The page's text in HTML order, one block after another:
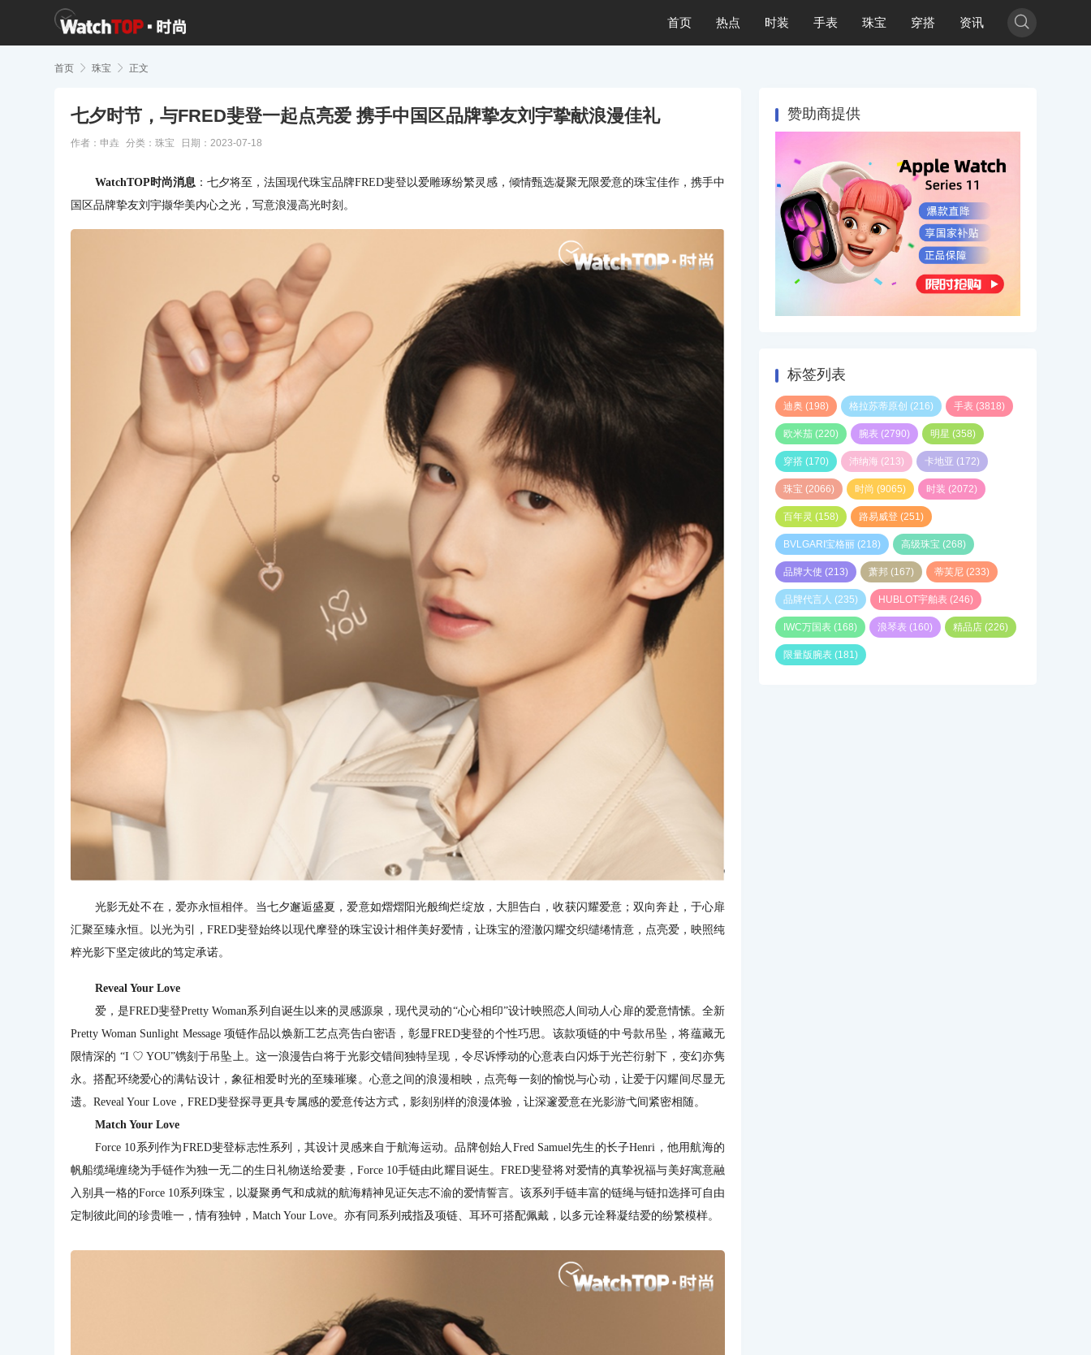
首页 热点 时装 手表 珠宝 穿搭 资讯 
首页  珠宝  正文
七夕时节，与FRED斐登一起点亮爱 携手中国区品牌挚友刘宇挚献浪漫佳礼
作者：申垚 分类： 珠宝 日期：2023-07-18
WatchTOP时尚消息 ：七夕将至，法国现代珠宝品牌FRED斐登以爱雕琢纷繁灵感，倾情甄选凝聚无限爱意的珠宝佳作，携手中
国区品牌挚友刘宇撷华美内心之光，写意浪漫高光时刻。
光影无处不在，爱亦永恒相伴。当七夕邂逅盛夏，爱意如熠熠阳光般绚烂绽放，大胆告白，收获闪耀爱意；双向奔赴，于心扉
汇聚至臻永恒。以光为引，FRED斐登始终以现代摩登的珠宝设计相伴美好爱情，让珠宝的澄澈闪耀交织缱绻情意，点亮爱，映照纯
粹光影下坚定彼此的笃定承诺。
Reveal Your Love
爱，是FRED斐登Pretty Woman系列自诞生以来的灵感源泉，现代灵动的“心心相印”设计映照恋人间动人心扉的爱意情愫。全新
Pretty Woman Sunlight Message 项链作品以焕新工艺点亮告白密语，彰显FRED斐登的个性巧思。该款项链的中号款吊坠，将蕴藏无
限情深的 “I ♡ YOU”镌刻于吊坠上。这一浪漫告白将于光影交错间独特呈现，令尽诉悸动的心意表白闪烁于光芒衍射下，变幻亦隽
永。搭配环绕爱心的满钻设计，象征相爱时光的至臻璀璨。心意之间的浪漫相映，点亮每一刻的愉悦与心动，让爱于闪耀间尽显无
遗。Reveal Your Love，FRED斐登探寻更具专属感的爱意传达方式，影刻别样的浪漫体验，让深邃爱意在光影游弋间紧密相随。
Match Your Love
Force 10系列作为FRED斐登标志性系列，其设计灵感来自于航海运动。品牌创始人Fred Samuel先生的长子Henri，他用航海的
帆船缆绳缠绕为手链作为独一无二的生日礼物送给爱妻，Force 10手链由此耀目诞生。FRED斐登将对爱情的真挚祝福与美好寓意融
入别具一格的Force 10系列珠宝，以凝聚勇气和成就的航海精神见证矢志不渝的爱情誓言。该系列手链丰富的链绳与链扣选择可自由
定制彼此间的珍贵唯一，情有独钟，Match Your Love。亦有同系列戒指及项链、耳环可搭配佩戴，以多元诠释凝结爱的纷繁模样。
赞助商提供
标签列表
迪奥 (198) 格拉苏蒂原创 (216) 手表 (3818)
欧米茄 (220) 腕表 (2790) 明星 (358)
穿搭 (170) 沛纳海 (213) 卡地亚 (172)
珠宝 (2066) 时尚 (9065) 时装 (2072)
百年灵 (158) 路易威登 (251)
BVLGARI宝格丽 (218) 高级珠宝 (268)
品牌大使 (213) 萧邦 (167) 蒂芙尼 (233)
品牌代言人 (235) HUBLOT宇舶表 (246)
IWC万国表 (168) 浪琴表 (160) 精品店 (226)
限量版腕表 (181)